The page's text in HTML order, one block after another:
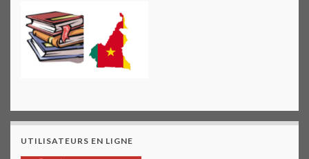
UTILISATEURS EN LIGNE